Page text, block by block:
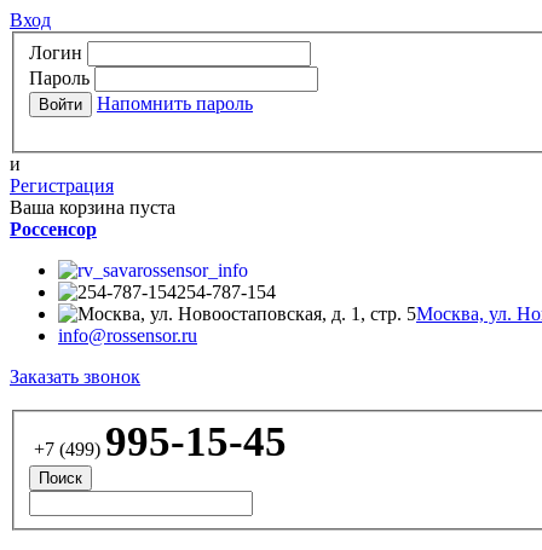
Вход
Логин
Пароль
Напомнить пароль
и
Регистрация
Ваша корзина пуста
Россенсор
rossensor_info
254-787-154
Москва, ул.
info@rossensor.ru
Заказать звонок
+7 (499) 995-15-45